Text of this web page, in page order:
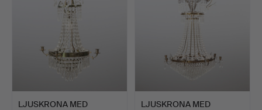
LJUSKRONA MED
LJUSKRONA MED